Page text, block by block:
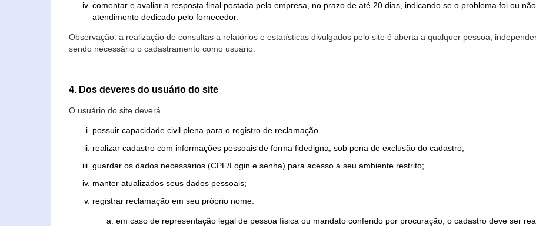
comentar e avaliar a resposta final postada pela empresa, no prazo de até 20 dias, indicando se o problema foi ou
atendimento dedicado pelo fornecedor.
Observação: a realização de consultas a relatórios e estatísticas divulgados pelo site é aberta a qualquer pessoa,
sendo necessário o cadastramento como usuário.
4. Dos deveres do usuário do site
O usuário do site deverá
possuir capacidade civil plena para o registro de reclamação
realizar cadastro com informações pessoais de forma fidedigna, sob pena de exclusão do cadastro;
guardar os dados necessários (CPF/Login e senha) para acesso a seu ambiente restrito;
manter atualizados seus dados pessoais;
registrar reclamação em seu próprio nome:
em caso de representação legal de pessoa física ou mandato conferido por procuração, o cadastro deve ser